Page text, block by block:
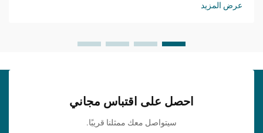
عرض المزيد
احصل على اقتباس مجاني
سيتواصل معك ممثلنا قريبًا.